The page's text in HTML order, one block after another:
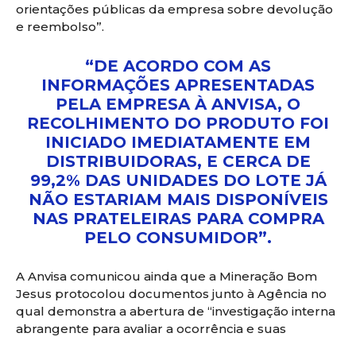
orientações públicas da empresa sobre devolução
e reembolso”.
“DE ACORDO COM AS
INFORMAÇÕES APRESENTADAS
PELA EMPRESA À ANVISA, O
RECOLHIMENTO DO PRODUTO FOI
INICIADO IMEDIATAMENTE EM
DISTRIBUIDORAS, E CERCA DE
99,2% DAS UNIDADES DO LOTE JÁ
NÃO ESTARIAM MAIS DISPONÍVEIS
NAS PRATELEIRAS PARA COMPRA
PELO CONSUMIDOR”.
A Anvisa comunicou ainda que a Mineração Bom
Jesus protocolou documentos junto à Agência no
qual demonstra a abertura de “investigação interna
abrangente para avaliar a ocorrência e suas